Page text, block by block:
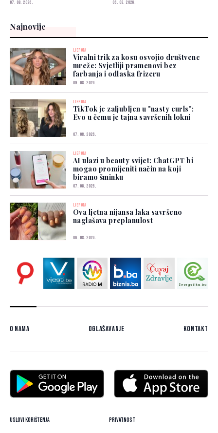
07. 08. 2026. 06. 08. 2026.
Najnovije
LJEPOTA
Viralni trik za kosu osvojio društvene
mreže: Svjetliji pramenovi bez
farbanja i odlaska frizeru
09. 08. 2026.
LJEPOTA
TikTok je zaljubljen u "nasty curls":
Evo u čemu je tajna savršenih lokni
07. 08. 2026.
LJEPOTA
AI ulazi u beauty svijet: ChatGPT bi
mogao promijeniti način na koji
biramo šminku
07. 08. 2026.
LJEPOTA
Ova ljetna nijansa laka savršeno
naglašava preplanulost
06. 08. 2026.
O nama Oglašavanje Kontakt
Uslovi korištenja Privatnost